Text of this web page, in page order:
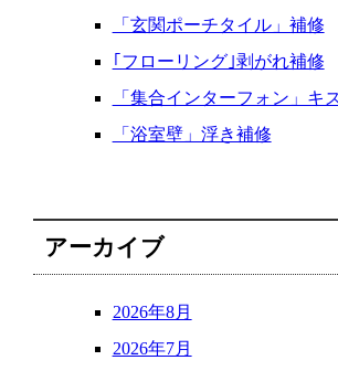
「玄関ポーチタイル」補修
｢フローリング｣剥がれ補修
「集合インターフォン」キ
「浴室壁」浮き補修
アーカイブ
2026年8月
2026年7月